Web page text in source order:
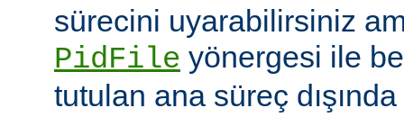
sürecini uyarabilirsiniz
PidFile yönergesi ile
tutulan ana süreç